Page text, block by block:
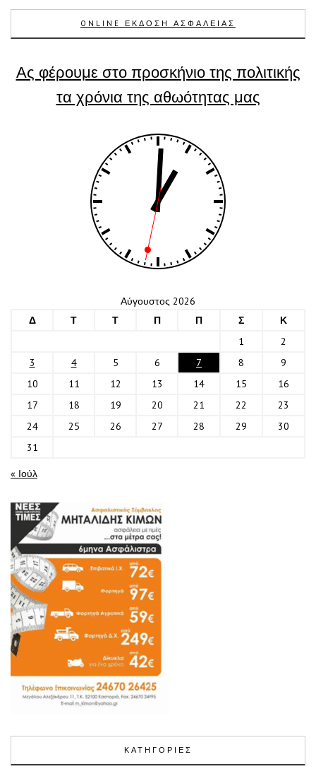
ONLINE ΕΚΔΟΣΗ ΑΣΦΑΛΕΙΑΣ
Ας φέρουμε στο προσκήνιο της πολιτικής
τα χρόνια της αθωότητας μας
Αύγουστος 2026
Δ
Τ Τ Π Π Σ
Κ
1
2
3
4 5 6 7 8
9
10
11 12 13 14 15
16
17
18 19 20 21 22
23
24
25 26 27 28 29
30
31
« Ιούλ
ΚΑΤΗΓΟΡΙΕΣ